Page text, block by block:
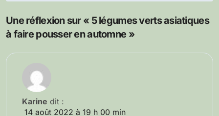
l’article
Une réflexion sur « 5 légumes verts asiatiques
à faire pousser en automne »
Karine dit :
14 août 2022 à 19 h 00 min